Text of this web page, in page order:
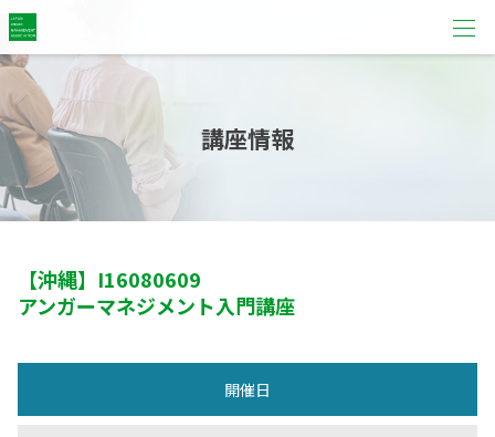
講座情報
【沖縄】 I16080609
アンガーマネジメント入門講座
開催日